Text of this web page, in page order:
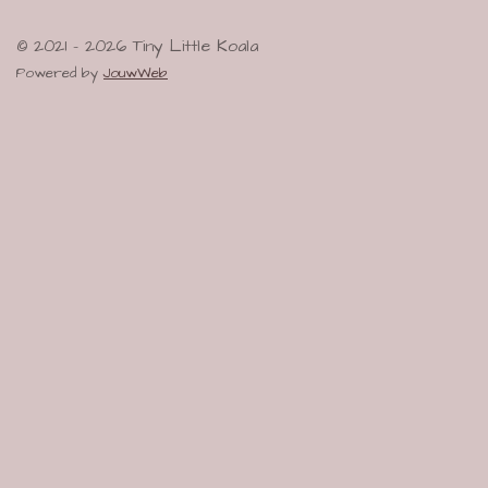
© 2021 - 2026 Tiny Little Koala
Powered byJouwWeb